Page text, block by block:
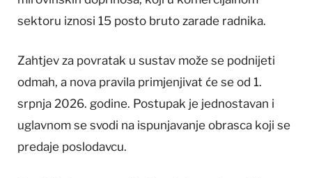
sektoru iznosi 15 posto bruto zarade radnika.
Zahtjev za povratak u sustav može se podnijeti
odmah, a nova pravila primjenjivat će se od 1.
srpnja 2026. godine. Postupak je jednostavan i
uglavnom se svodi na ispunjavanje obrasca koji se
predaje poslodavcu.